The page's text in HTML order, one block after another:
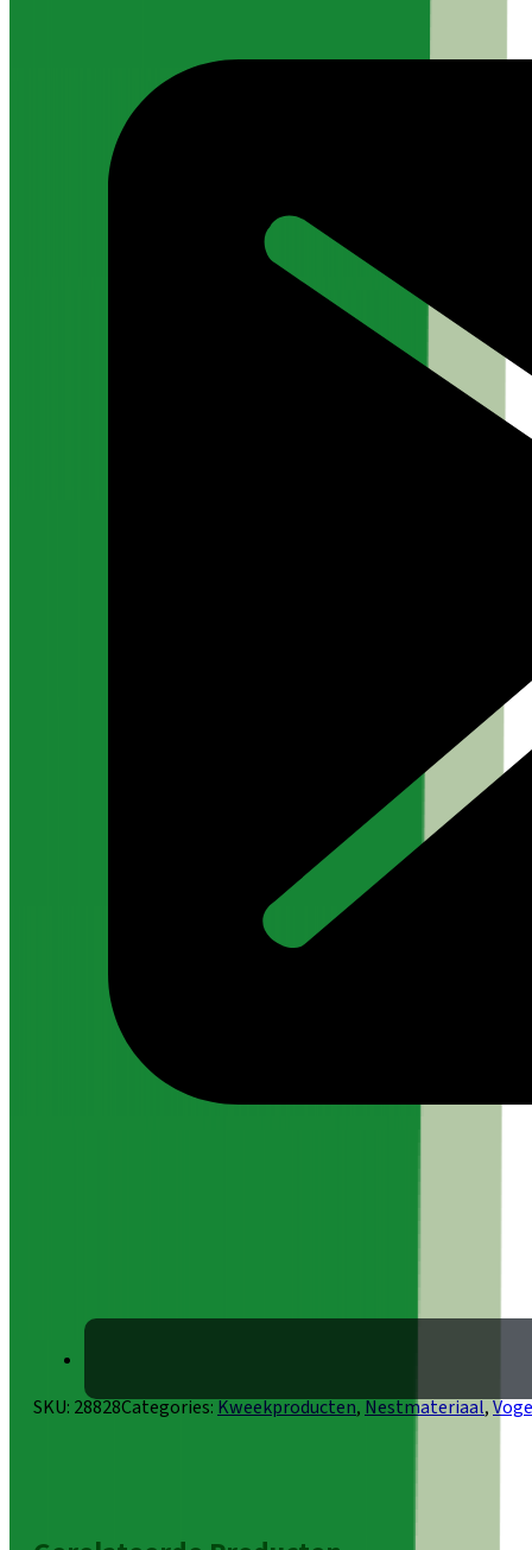
SKU: 28828Categories:Kweekproducten,Nestmateriaal,